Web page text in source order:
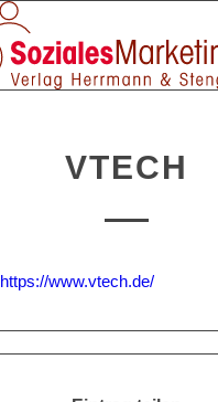
VTECH
https://www.vtech.de/